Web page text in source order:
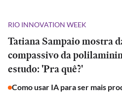
RIO INNOVATION WEEK
Tatiana Sampaio mostra
compassivo da
estudo: 'Pra quê?'
Como usar IA para ser mais